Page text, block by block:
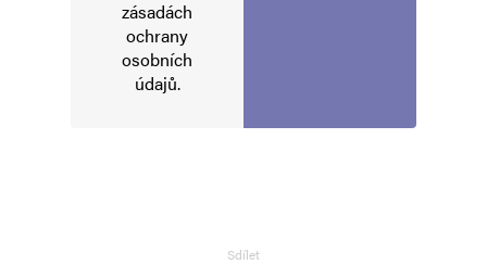
zásadách
ochrany
osobních
údajů.
Sdílet